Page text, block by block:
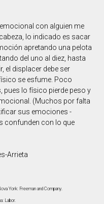
con alguien me
lo indicado es sacar
apretando una pelota
del uno al diez, hasta
el displacer debe ser
se esfume. Poco
pues lo físico pierde peso y
(Muchos por falta
sus emociones -
confunden con lo que
Arrieta
York: Freeman and Company.
Labor.